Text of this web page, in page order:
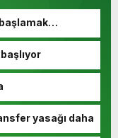
yasağı daha